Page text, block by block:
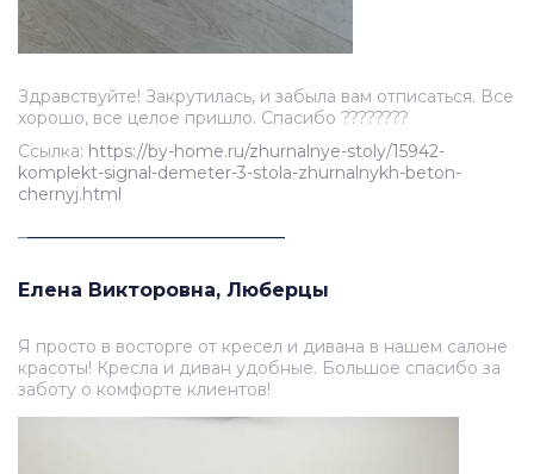
Здравствуйте! Закрутилась, и забыла вам отписаться. Все
хорошо, все целое пришло. Спасибо ????????
Ссылка: https://by-home.ru/zhurnalnye-stoly/15942-
komplekt-signal-demeter-3-stola-zhurnalnykh-beton-
chernyj.html
Елена Викторовна, Люберцы
Я просто в восторге от кресел и дивана в нашем салоне
красоты! Кресла и диван удобные. Большое спасибо за
заботу о комфорте клиентов!